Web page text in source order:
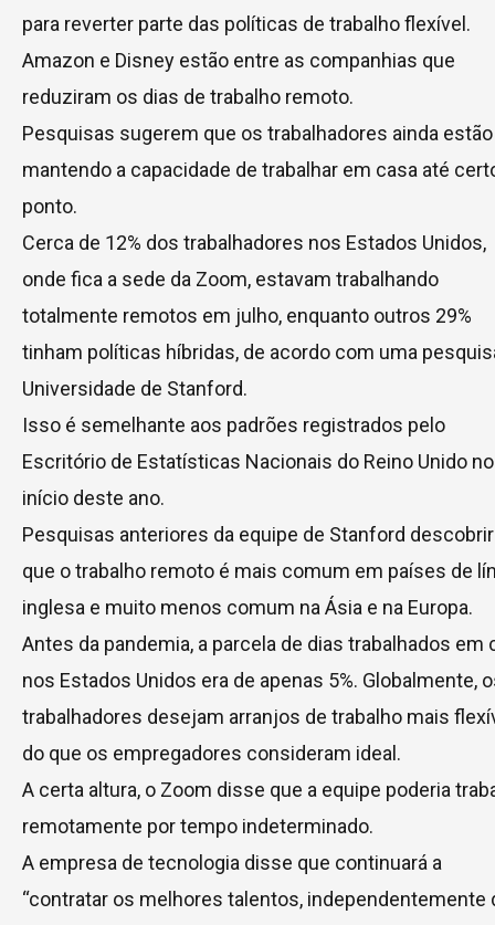
para reverter parte das políticas de trabalho flexível.
Amazon e Disney estão entre as companhias que
reduziram os dias de trabalho remoto.
Pesquisas sugerem que os trabalhadores ainda estão
mantendo a capacidade de trabalhar em casa até
ponto.
Cerca de 12% dos trabalhadores nos Estados Unidos,
onde fica a sede da Zoom, estavam trabalhando
totalmente remotos em julho, enquanto outros 29%
tinham políticas híbridas, de acordo com uma
Universidade de Stanford.
Isso é semelhante aos padrões registrados pelo
Escritório de Estatísticas Nacionais do Reino Unido no
início deste ano.
Pesquisas anteriores da equipe de Stanford
que o trabalho remoto é mais comum em países de
inglesa e muito menos comum na Ásia e na Europa.
Antes da pandemia, a parcela de dias trabalhados em
nos Estados Unidos era de apenas 5%. Globalmente,
trabalhadores desejam arranjos de trabalho mais
do que os empregadores consideram ideal.
A certa altura, o Zoom disse que a equipe poderia
remotamente por tempo indeterminado.
A empresa de tecnologia disse que continuará a
“contratar os melhores talentos, independentemente